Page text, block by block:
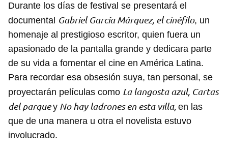
Durante los días de festival se presentará el
documental Gabriel García Márquez, el cinéfilo, un
homenaje al prestigioso escritor, quien fuera un
apasionado de la pantalla grande y dedicara parte
de su vida a fomentar el cine en América Latina.
Para recordar esa obsesión suya, tan personal, se
proyectarán películas como La langosta azul, Cartas
del parquey No hay ladrones en esta villa, en las
que de una manera u otra el novelista estuvo
involucrado.